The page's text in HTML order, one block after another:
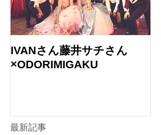
IVANさん藤井サチさん
×ODORIMIGAKU
最新記事